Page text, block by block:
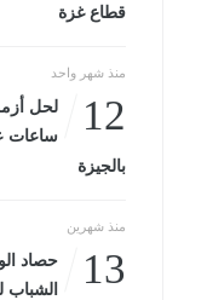
قطاع غزة
منذ شهر واحد
12
ساعات
بالجيزة
منذ شهرين
13
حصاد